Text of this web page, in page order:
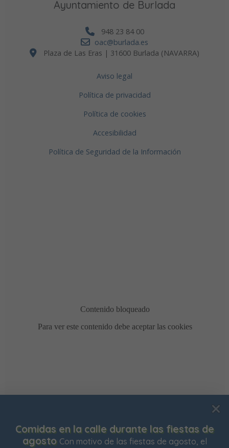
Bonificación de la Contribución Territorial
está abierto el plazo para solicitar la bonificación
Ayuntamiento de Burlada
948 23 84 00
oac@burlada.es
Plaza de Las Eras | 31600 Burlada (NAVARRA)
Aviso legal
Política de privacidad
Política de cookies
Accesibilidad
Política de Seguridad de la Información
Usamos cookies para mejorar su experiencia de
navegación en nuestra web, para mostrarle contenidos